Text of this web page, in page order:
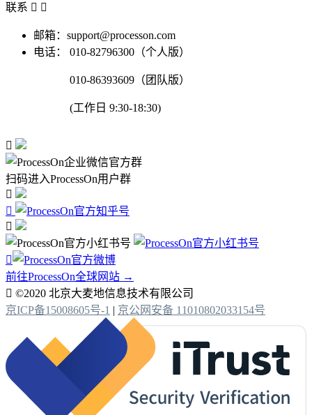
联系  
邮箱：support@processon.com
电话：
010-82796300（个人版）
010-86393609（团队版）
(工作日 9:30-18:30)

扫码进入ProcessOn用户群




前往ProcessOn全球网站 →
 ©2020 北京大麦地信息技术有限公司
京ICP备15008605号-1 | 京公网安备 11010802033154号